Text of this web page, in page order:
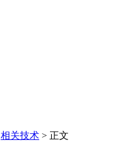
相关技术 > 正文